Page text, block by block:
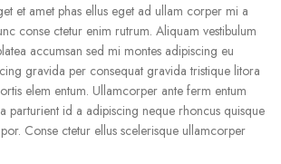
et amet phas ellus eget ad ullam corper mi a
conse ctetur enim rutrum. Aliquam vestibulum
accumsan sed mi montes adipiscing eu
gravida per consequat gravida tristique litora
elem entum. Ullamcorper ante ferm entum
parturient id a adipiscing neque rhoncus quisque
Conse ctetur ellus scelerisque ullamcorper